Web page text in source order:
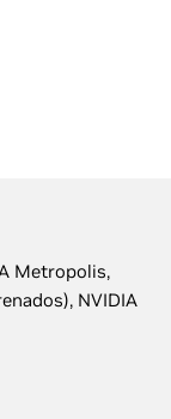
Metropolis,
NVIDIA